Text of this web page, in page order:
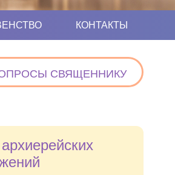
КОНТАКТЫ
СВЯЩЕННИКУ